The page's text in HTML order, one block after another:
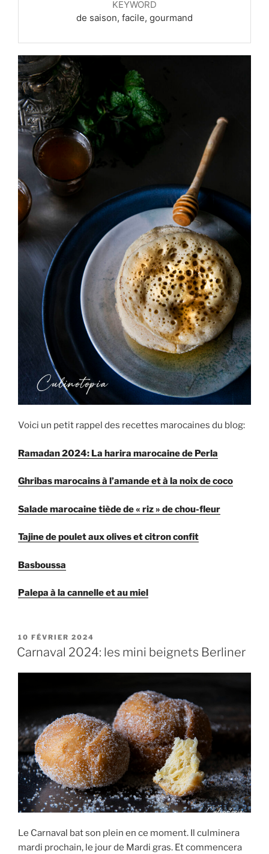
KEYWORD
de saison, facile, gourmand
Voici un petit rappel des recettes marocaines du blog:
Ramadan 2024: La harira marocaine de Perla
Ghribas marocains à l’amande et à la noix de coco
Salade marocaine tiède de « riz » de chou-fleur
Tajine de poulet aux olives et citron confit
Basboussa
Palepa à la cannelle et au miel
PUBLIÉ
LE
10 FÉVRIER 2024
Carnaval 2024: les mini beignets Berliner
Le Carnaval bat son plein en ce moment. Il culminera
mardi prochain, le jour de Mardi gras. Et commencera